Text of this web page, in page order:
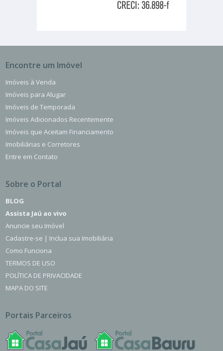
Encontre um Imóvel
Imóveis à Venda
Imóveis para Alugar
Imóveis de Temporada
Imóveis Adicionados Recentemente
Imóveis que Aceitam Financiamento
Imobiliárias e Corretores
Entre em Contato
Sobre o Portal
BLOG
Assista Jaú ao vivo
Anuncie seu Imóvel
Cadastre-se | Inclua sua Imobiliária
Como Funciona
TERMOS DE USO
POLÍTICA DE PRIVACIDADE
MAPA DO SITE
Portais Parceiros